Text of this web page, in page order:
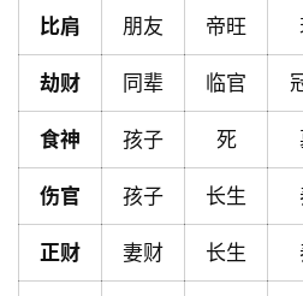
历
占
卜
理
登录
比肩 朋友 帝旺
劫财 同辈 临官
食神 孩子 死
伤官 孩子 长生
正财 妻财 长生